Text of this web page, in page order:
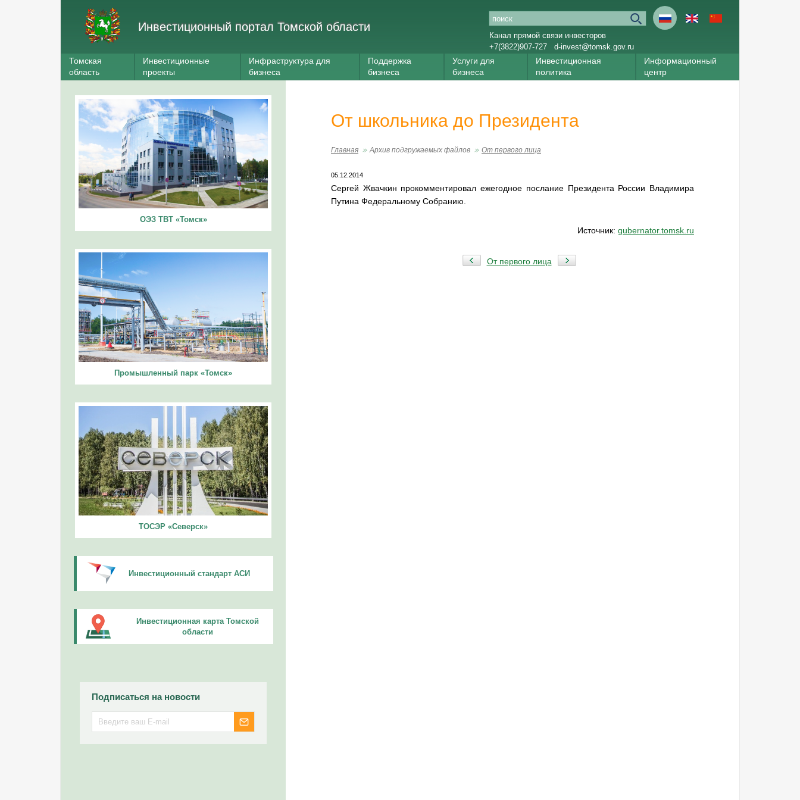
Инвестиционный портал Томской области
Канал прямой связи инвесторов
+7(3822)907-727
d-invest@tomsk.gov.ru
Томская
область
Инвестиционные
проекты
Инфраструктура для
бизнеса
Поддержка
бизнеса
Услуги для
бизнеса
Инвестиционная
политика
Информационный
центр
ОЭЗ ТВТ «Томск»
Промышленный парк «Томск»
ТОСЭР «Северск»
Инвестиционный стандарт АСИ
Инвестиционная карта Томской
области
Подписаться на новости
От школьника до Президента
Главная Архив подгружаемых файлов От первого лица
05.12.2014
Сергей Жвачкин прокомментировал ежегодное послание Президента России Владимира
Путина Федеральному Собранию.
Источник: gubernator.tomsk.ru
От первого лица